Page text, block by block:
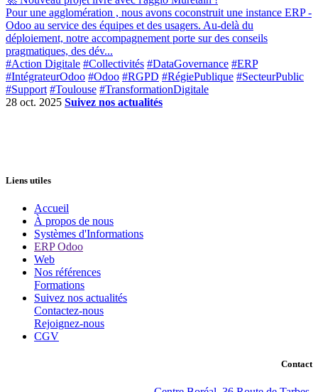
Pour une agglomération , nous avons coconstruit une instance ERP -
Odoo au service des équipes et des usagers. Au-delà du
déploiement, notre accompagnement porte sur des conseils
pragmatiques, des dév...
#Action Digitale #Collectivités #DataGovernance #ERP
#IntégrateurOdoo #Odoo #RGPD #RégiePublique #SecteurPublic
#Support #Toulouse #TransformationDigitale
28 oct. 2025 Suivez nos actualités
Liens utiles
Accueil
À propos de nous
Systèmes d'Informations
ERP Odoo
Web
Nos références
Formations
Suivez nos actualités
Contactez-nous
Rejoignez-nous
CGV
Contact